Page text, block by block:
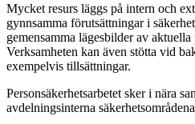
Mycket resurs läggs på intern och
gynnsamma förutsättningar i
gemensamma lägesbilder av
Verksamheten kan även stötta vid
exempelvis tillsättningar.
Personsäkerhetsarbetet sker i nära
avdelningsinterna